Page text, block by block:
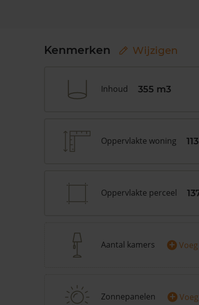
Kenmerken Wijzigen
Inhoud 355 m3
Oppervlakte woning
Oppervlakte perceel
Aantal kamers +
Zonnepanelen +